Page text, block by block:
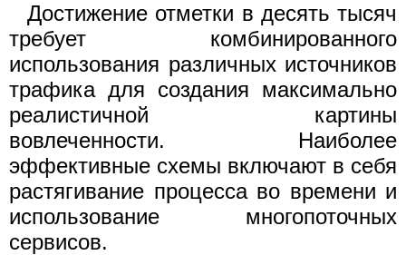
Достижение отметки в десять тысяч
требует комбинированного
использования различных источников
трафика для создания максимально
реалистичной картины
вовлеченности. Наиболее
эффективные схемы включают в себя
растягивание процесса во времени и
использование многопоточных
сервисов.